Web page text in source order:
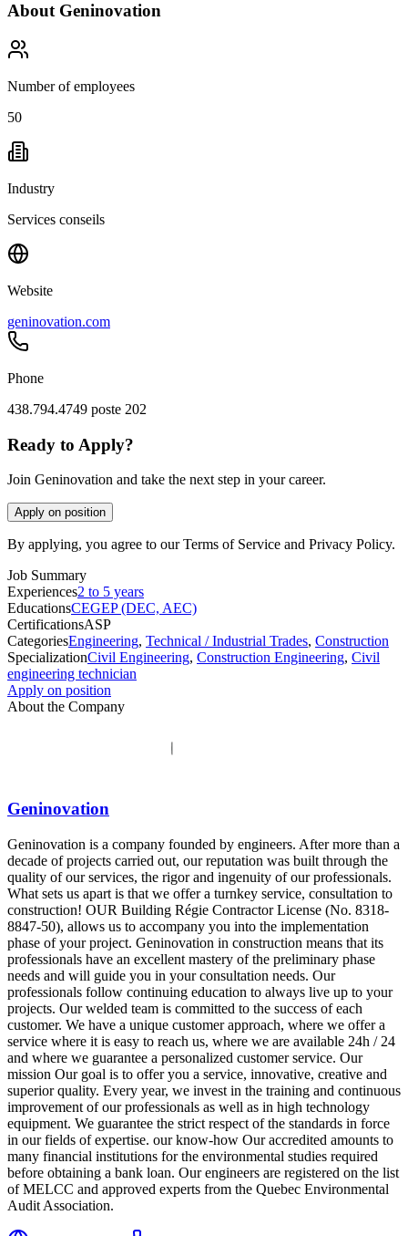
About Geninovation
Number of employees
50
Industry
Services conseils
Website
geninovation.com
Phone
438.794.4749 poste 202
Ready to Apply?
Join Geninovation and take the next step in your career.
Apply on position
By applying, you agree to our Terms of Service and Privacy Policy.
Job Summary
Experiences2 to 5 years
EducationsCEGEP (DEC, AEC)
CertificationsASP
CategoriesEngineering, Technical / Industrial Trades, Construction
SpecializationCivil Engineering, Construction Engineering, Civil
engineering technician
Apply on position
About the Company
Geninovation
Geninovation is a company founded by engineers. After more than a
decade of projects carried out, our reputation was built through the
quality of our services, the rigor and ingenuity of our professionals.
What sets us apart is that we offer a turnkey service, consultation to
construction! OUR Building Régie Contractor License (No. 8318-
8847-50), allows us to accompany you into the implementation
phase of your project. Geninovation in construction means that its
professionals have an excellent mastery of the preliminary phase
needs and will guide you in your consultation needs. Our
professionals follow continuing education to always live up to your
projects. Our welded team is committed to the success of each
customer. We have a unique customer approach, where we offer a
service where it is easy to reach us, where we are available 24h / 24
and where we guarantee a personalized customer service. Our
mission Our goal is to offer you a service, innovative, creative and
superior quality. Every year, we invest in the training and continuous
improvement of our professionals as well as in high technology
equipment. We guarantee the strict respect of the standards in force
in our fields of expertise. our know-how Our accredited amounts to
many financial institutions for the environmental studies required
before obtaining a bank loan. Our engineers are registered on the list
of MELCC and approved experts from the Quebec Environmental
Audit Association.